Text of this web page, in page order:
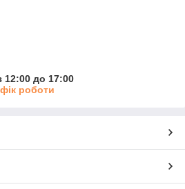
12:00 до 17:00
роботи